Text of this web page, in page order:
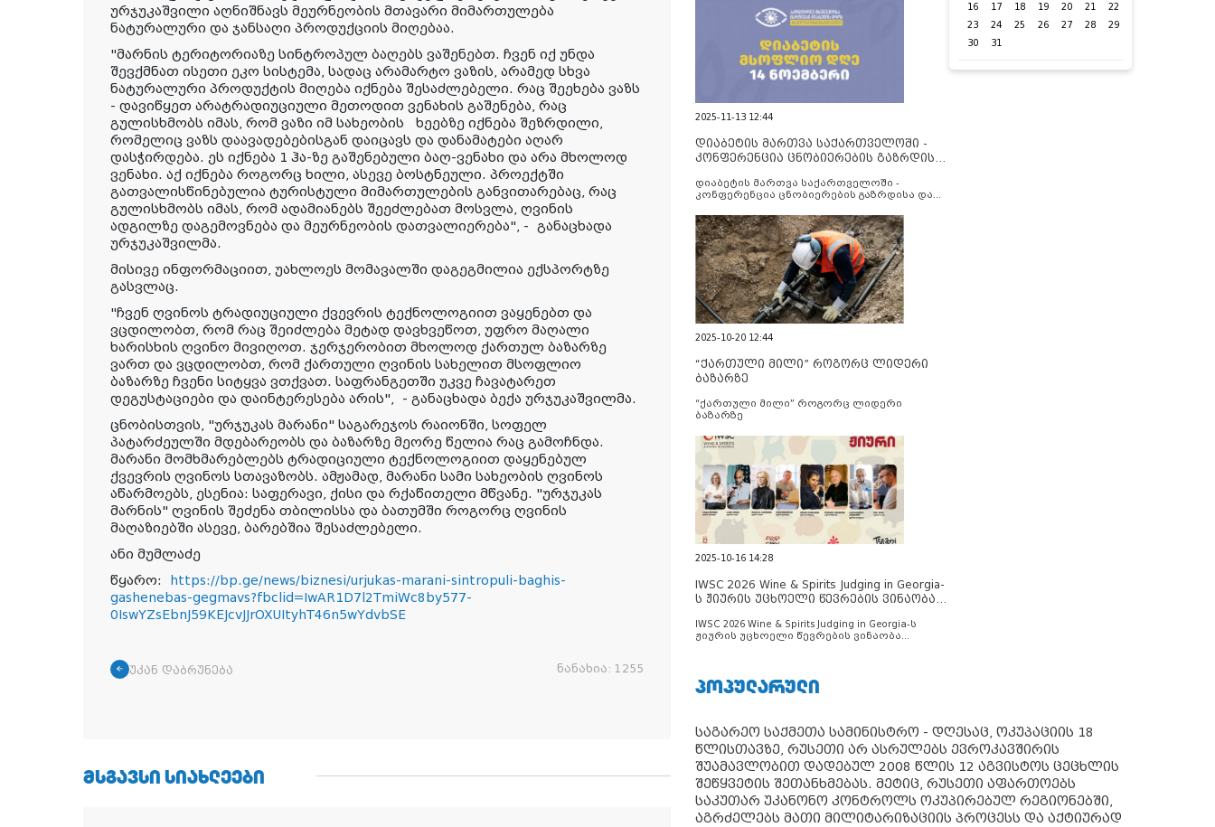
ურჯუკაშვილი აღნიშნავს მეურნეობის მთავარი მიმართულება
ნატურალური და ჯანსაღი პროდუქციის მიღებაა.
"მარნის ტერიტორიაზე სინტროპულ ბაღებს ვაშენებთ. ჩვენ იქ უნდა
შევქმნათ ისეთი ეკო სისტემა, სადაც არამარტო ვაზის, არამედ სხვა
ნატურალური პროდუქტის მიღება იქნება შესაძლებელი. რაც შეეხება ვაზს
- დავიწყეთ არატრადიუციული მეთოდით ვენახის გაშენება, რაც
გულისხმობს იმას, რომ ვაზი იმ სახეობის ხეებზე იქნება შეზრდილი,
რომელიც ვაზს დაავადებებისგან დაიცავს და დანამატები აღარ
დასჭირდება. ეს იქნება 1 ჰა-ზე გაშენებული ბაღ-ვენახი და არა მხოლოდ
ვენახი. აქ იქნება როგორც ხილი, ასევე ბოსტნეული. პროექტში
გათვალისწინებულია ტურისტული მიმართულების განვითარებაც, რაც
გულისხმობს იმას, რომ ადამიანებს შეეძლებათ მოსვლა, ღვინის
ადგილზე დაგემოვნება და მეურნეობის დათვალიერება", - განაცხადა
ურჯუკაშვილმა.
მისივე ინფორმაციით, უახლოეს მომავალში დაგეგმილია ექსპორტზე
გასვლაც.
"ჩვენ ღვინოს ტრადიუციული ქვევრის ტექნოლოგიით ვაყენებთ და
ვცდილობთ, რომ რაც შეიძლება მეტად დავხვეწოთ, უფრო მაღალი
ხარისხის ღვინო მივიღოთ. ჯერჯერობით მხოლოდ ქართულ ბაზარზე
ვართ და ვცდილობთ, რომ ქართული ღვინის სახელით მსოფლიო
ბაზარზე ჩვენი სიტყვა ვთქვათ. საფრანგეთში უკვე ჩავატარეთ
დეგუსტაციები და დაინტერესება არის", - განაცხადა ბექა ურჯუკაშვილმა.
ცნობისთვის, "ურჯუკას მარანი" საგარეჯოს რაიონში, სოფელ
პატარძეულში მდებარეობს და ბაზარზე მეორე წელია რაც გამოჩნდა.
მარანი მომხმარებლებს ტრადიციული ტექნოლოგიით დაყენებულ
ქვევრის ღვინოს სთავაზობს. ამჟამად, მარანი სამი სახეობის ღვინოს
აწარმოებს, ესენია: საფერავი, ქისი და რქაწითელი მწვანე. "ურჯუკას
მარნის" ღვინის შეძენა თბილისსა და ბათუმში როგორც ღვინის
მაღაზიებში ასევე, ბარებშია შესაძლებელი.
ანი მუმლაძე
წყარო:
https://bp.ge/news/biznesi/urjukas-marani-sintropuli-baghis-
gashenebas-gegmavs?fbclid=IwAR1D7l2TmiWc8by577-
0IswYZsEbnJ59KEJcvJJrOXUItyhT46n5wYdvbSE
უკან დაბრუნება ნანახია: 1255
ᲛᲡᲒᲐᲕᲡᲘ ᲡᲘᲐᲮᲚᲔᲔᲑᲘ
2025-11-13 12:44
დიაბეტის მართვა საქართველოში -
კონფერენცია ცნობიერების გაზრდისა
დიაბეტის მართვა საქართველოში -
კონფერენცია ცნობიერების გაზრდისა და
2025-10-20 12:44
“ქართული მილი” როგორც ლიდერი
ბაზარზე
“ქართული მილი” როგორც ლიდერი
ბაზარზე
2025-10-16 14:28
IWSC 2026 Wine & Spirits Judging in Georgia-
ს ჟიურის უცხოელი წევრების ვინაობა
IWSC 2026 Wine & Spirits Judging in Georgia-ს
ჟიურის უცხოელი წევრების ვინაობა
16
17 18 19 20 21
22
23
24 25 26 27 28
29
30
31
ᲞᲝᲞᲣᲚᲐᲠᲣᲚᲘ
საგარეო საქმეთა სამინისტრო - დღესაც, ოკუპაციის 18
წლისთავზე, რუსეთი არ ასრულებს ევროკავშირის
შუამავლობით დადებულ 2008 წლის 12 აგვისტოს ცეცხლის
შეწყვეტის შეთანხმებას. მეტიც, რუსეთი აფართოებს
საკუთარ უკანონო კონტროლს ოკუპირებულ რეგიონებში,
აგრძელებს მათი მილიტარიზაციის პროცესს და აქტიურად